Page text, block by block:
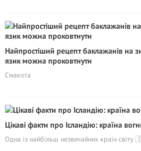
Найпростіший рецепт баклажанів на
язик можна проковтнути
Смакота
Цікаві факти про Ісландію: країна
Одна із найбільш незвичайних країн